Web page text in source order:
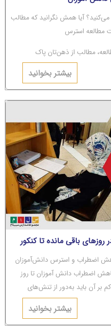
می‌کنید؟ آیا همش نگرانید که مطالب
مطالعه استرس
مطالب از ذهن‌تان پاک
بگوییم شما دچار
بیشتر بخوانید
باقی مانده تا کنکور
توصیه‌های مفید به والدین جهت کاهش اضطراب و استرس دانش‌آموزان
تا کنکور برای کاهش اضطراب دانش آموزان تا روز
بر آن باید به‌دور از تنش‌های
بیشتر بخوانید